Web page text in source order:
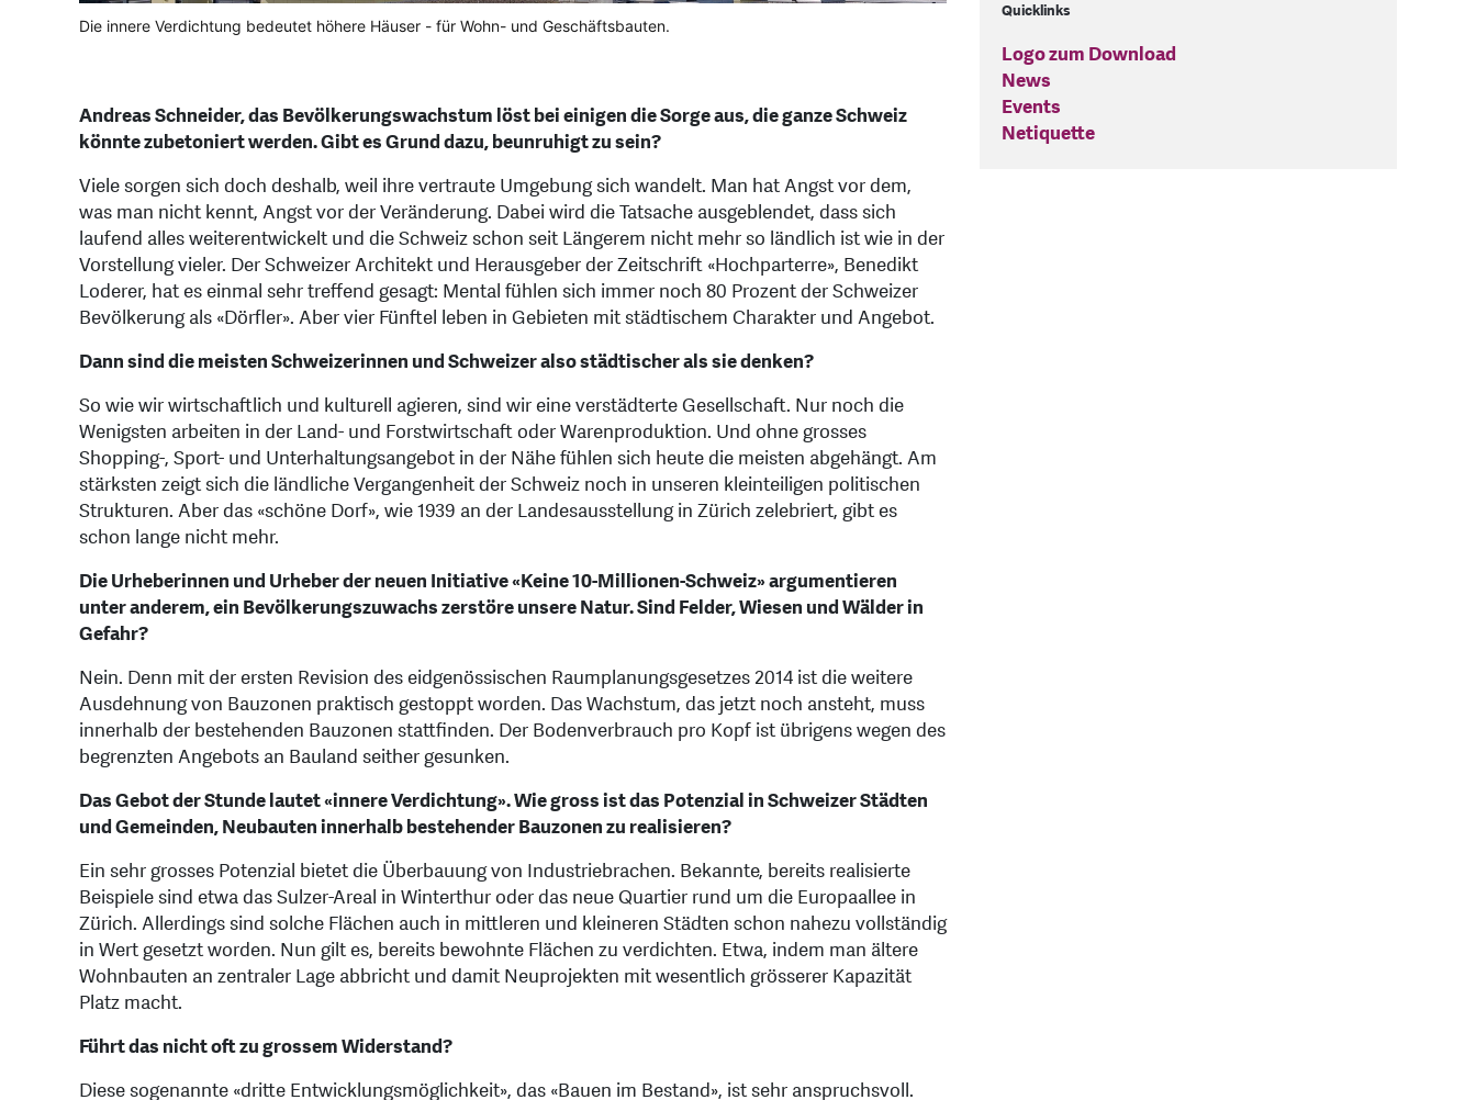
Die innere Verdichtung bedeutet höhere Häuser - für Wohn- und Geschäftsbauten.
Andreas Schneider, das Bevölkerungswachstum löst bei einigen die Sorge aus, die ganze Schweiz
könnte zubetoniert werden. Gibt es Grund dazu, beunruhigt zu sein?
Viele sorgen sich doch deshalb, weil ihre vertraute Umgebung sich wandelt. Man hat Angst vor dem,
was man nicht kennt, Angst vor der Veränderung. Dabei wird die Tatsache ausgeblendet, dass sich
laufend alles weiterentwickelt und die Schweiz schon seit Längerem nicht mehr so ländlich ist wie in der
Vorstellung vieler. Der Schweizer Architekt und Herausgeber der Zeitschrift «Hochparterre», Benedikt
Loderer, hat es einmal sehr treffend gesagt: Mental fühlen sich immer noch 80 Prozent der Schweizer
Bevölkerung als «Dörfler». Aber vier Fünftel leben in Gebieten mit städtischem Charakter und Angebot.
Dann sind die meisten Schweizerinnen und Schweizer also städtischer als sie denken?
So wie wir wirtschaftlich und kulturell agieren, sind wir eine verstädterte Gesellschaft. Nur noch die
Wenigsten arbeiten in der Land- und Forstwirtschaft oder Warenproduktion. Und ohne grosses
Shopping-, Sport- und Unterhaltungsangebot in der Nähe fühlen sich heute die meisten abgehängt. Am
stärksten zeigt sich die ländliche Vergangenheit der Schweiz noch in unseren kleinteiligen politischen
Strukturen. Aber das «schöne Dorf», wie 1939 an der Landesausstellung in Zürich zelebriert, gibt es
schon lange nicht mehr.
Die Urheberinnen und Urheber der neuen Initiative «Keine 10-Millionen-Schweiz» argumentieren
unter anderem, ein Bevölkerungszuwachs zerstöre unsere Natur. Sind Felder, Wiesen und Wälder in
Gefahr?
Nein. Denn mit der ersten Revision des eidgenössischen Raumplanungsgesetzes 2014 ist die weitere
Ausdehnung von Bauzonen praktisch gestoppt worden. Das Wachstum, das jetzt noch ansteht, muss
innerhalb der bestehenden Bauzonen stattfinden. Der Bodenverbrauch pro Kopf ist übrigens wegen des
begrenzten Angebots an Bauland seither gesunken.
Das Gebot der Stunde lautet «innere Verdichtung». Wie gross ist das Potenzial in Schweizer Städten
und Gemeinden, Neubauten innerhalb bestehender Bauzonen zu realisieren?
Ein sehr grosses Potenzial bietet die Überbauung von Industriebrachen. Bekannte, bereits realisierte
Beispiele sind etwa das Sulzer-Areal in Winterthur oder das neue Quartier rund um die Europaallee in
Zürich. Allerdings sind solche Flächen auch in mittleren und kleineren Städten schon nahezu vollständig
in Wert gesetzt worden. Nun gilt es, bereits bewohnte Flächen zu verdichten. Etwa, indem man ältere
Wohnbauten an zentraler Lage abbricht und damit Neuprojekten mit wesentlich grösserer Kapazität
Platz macht.
Führt das nicht oft zu grossem Widerstand?
Diese sogenannte «dritte Entwicklungsmöglichkeit», das «Bauen im Bestand», ist sehr anspruchsvoll.
Quicklinks
Logo zum Download
News
Events
Netiquette